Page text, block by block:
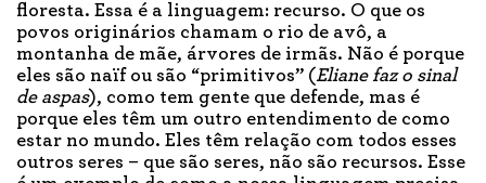
floresta. Essa é a linguagem: recurso. O que os
povos originários chamam o rio de avô, a
montanha de mãe, árvores de irmãs. Não é porque
eles são naïf ou são “primitivos” (Eliane faz o sinal
de aspas), como tem gente que defende, mas é
porque eles têm um outro entendimento de como
estar no mundo. Eles têm relação com todos esses
outros seres – que são seres, não são recursos. Esse